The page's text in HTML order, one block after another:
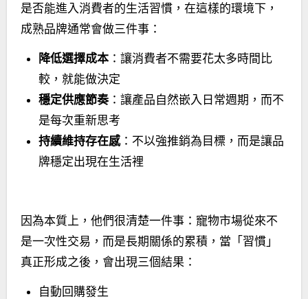
是否能進入消費者的生活習慣，在這樣的環境下，
成熟品牌通常會做三件事：
降低選擇成本：讓消費者不需要花太多時間比
較，就能做決定
穩定供應節奏：讓產品自然嵌入日常週期，而不
是每次重新思考
持續維持存在感：不以強推銷為目標，而是讓品
牌穩定出現在生活裡
因為本質上，他們很清楚一件事：寵物市場從來不
是一次性交易，而是長期關係的累積，當「習慣」
真正形成之後，會出現三個結果：
自動回購發生